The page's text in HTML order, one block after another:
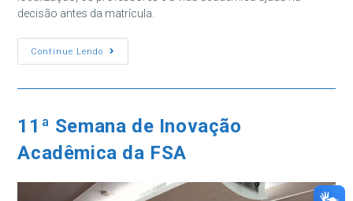
decisão antes da matrícula.
Continue Lendo
Antes
De
Estudar
11ª Semana de Inovação
Acadêmica da FSA